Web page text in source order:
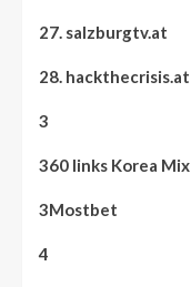
27. salzburgtv.at
28. hackthecrisis.at
3
360 links Korea Mix
3Mostbet
4